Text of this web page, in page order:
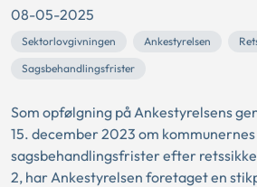
08-05-2025
Sektorlovgivningen Ankestyrelsen
Sagsbehandlingsfrister
Som opfølgning på Ankestyrelsens
15. december 2023 om
sagsbehandlingsfrister efter
2, har Ankestyrelsen foretaget en